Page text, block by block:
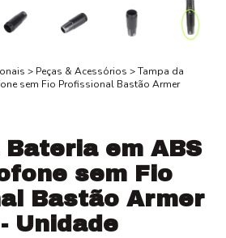
> Peças & Acessórios >Tampa da
sem Fio Profissional Bastão Armer
em ABS
sem Fio
Bastão Armer
Unidade